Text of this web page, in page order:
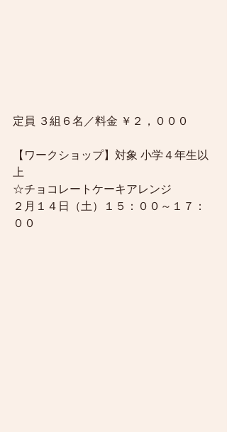
定員 ３組６名／料金 ￥２，０００
【ワークショップ】対象 小学４年生以
上
☆チョコレートケーキアレンジ
２月１４日（土）１５：００～１７：
００